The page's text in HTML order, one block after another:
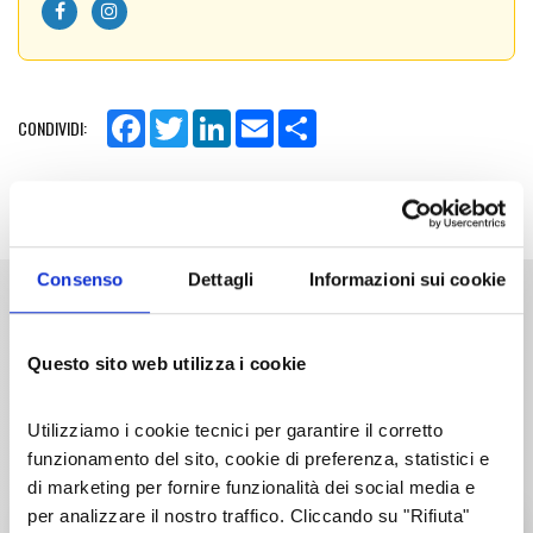
Consenso Dettagli Informazioni sui cookie
Questo sito web utilizza i cookie
Utilizziamo i cookie tecnici per garantire il corretto
funzionamento del sito, cookie di preferenza, statistici e
di marketing per fornire funzionalità dei social media e
per analizzare il nostro traffico. Cliccando su "Rifiuta"
I partecipanti possono scegliere tra
bicicletta, che attraversano tratti della Via e della
Ciclovia Francigena, caratterizzate da strade
asfaltate secondarie, strade bianche, tratti sterrati
e rurali.
CONDIVIDI: Facebook
TwitterLinkedIn
Email
MOSTRA EVENTO SULLA MAPPA
ALTRI APPUNTAMENTI
PROPOSTE
APR
CLEANALP